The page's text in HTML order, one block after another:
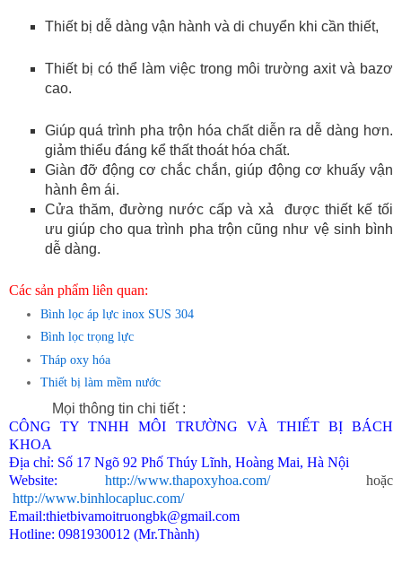
Thiết bị dễ dàng vận hành và di chuyển khi cần thiết,
Thiết bị có thể làm việc trong môi trường axit và bazơ
cao.
Giúp quá trình pha trộn hóa chất diễn ra dễ dàng hơn.
giảm thiểu đáng kể thất thoát hóa chất.
Giàn đỡ động cơ chắc chắn, giúp động cơ khuấy vận
hành êm ái.
Cửa thăm, đường nước cấp và xả được thiết kế tối
ưu giúp cho qua trình pha trộn cũng như vệ sinh bình
dễ dàng.
Các sản phẩm liên quan:
Bình lọc áp lực inox SUS 304
Bình lọc trọng lực
Tháp oxy hóa
Thiết bị làm mềm nước
Mọi thông tin chi tiết :
CÔNG TY TNHH MÔI TRƯỜNG VÀ THIẾT BỊ BÁCH
KHOA
Địa chỉ: Số 17 Ngõ 92 Phố Thúy Lĩnh, Hoàng Mai, Hà Nội
Website:http://www.thapoxyhoa.com/
hoặc
http://www.binhlocapluc.com/
Email:thietbivamoitruongbk@gmail.com
Hotline: 0981930012 (Mr.Thành)